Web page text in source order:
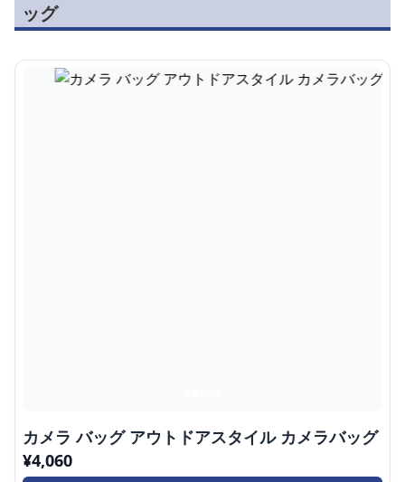
ッグ
カメラ バッグ アウトドアスタイル カメラバッグ
¥4,060